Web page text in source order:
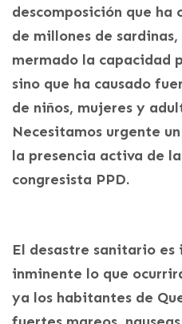
descomposición que ha
de millones de sardinas,
mermado la capacidad
sino que ha causado
de niños, mujeres y
Necesitamos urgente
la presencia activa de
congresista PPD.
El desastre sanitario es
inminente lo que
ya los habitantes de